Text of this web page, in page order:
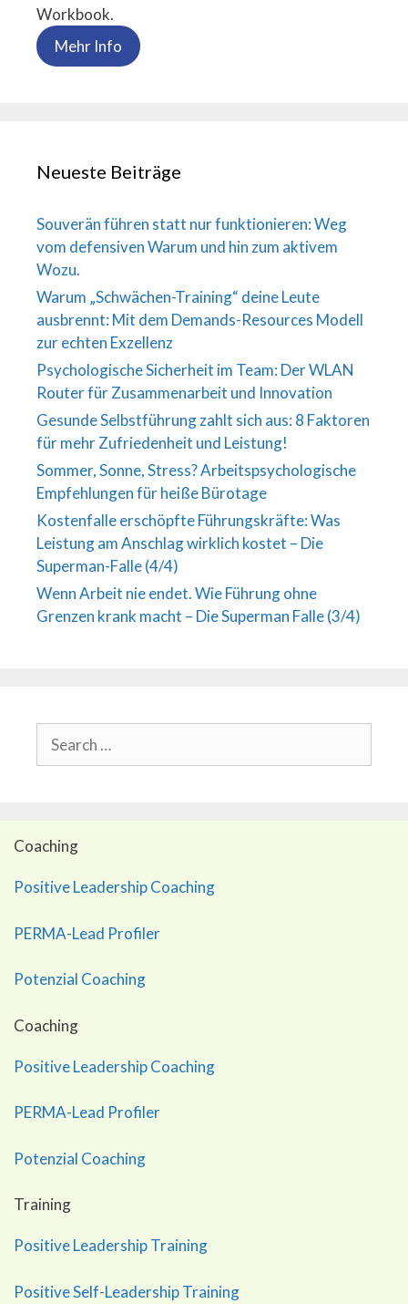
Workbook.
Mehr Info
Neueste Beiträge
Souverän führen statt nur funktionieren: Weg
vom defensiven Warum und hin zum aktivem
Wozu.
Warum „Schwächen-Training“ deine Leute
ausbrennt: Mit dem Demands-Resources Modell
zur echten Exzellenz
Psychologische Sicherheit im Team: Der WLAN
Router für Zusammenarbeit und Innovation
Gesunde Selbstführung zahlt sich aus: 8 Faktoren
für mehr Zufriedenheit und Leistung!
Sommer, Sonne, Stress? Arbeitspsychologische
Empfehlungen für heiße Bürotage
Kostenfalle erschöpfte Führungskräfte: Was
Leistung am Anschlag wirklich kostet – Die
Superman-Falle (4/4)
Wenn Arbeit nie endet. Wie Führung ohne
Grenzen krank macht – Die Superman Falle (3/4)
Search
for:
Coaching
Positive Leadership Coaching
PERMA-Lead Profiler
Potenzial Coaching
Coaching
Positive Leadership Coaching
PERMA-Lead Profiler
Potenzial Coaching
Training
Positive Leadership Training
Positive Self-Leadership Training